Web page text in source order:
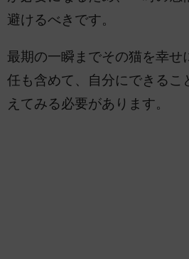
避けるべきです。
最期の一瞬までその猫を幸せ
任も含めて、自分にできるこ
えてみる必要があります。